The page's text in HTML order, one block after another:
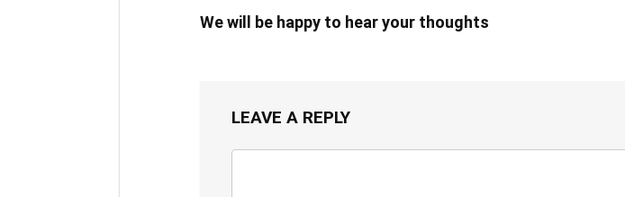
We will be happy to hear your thoughts
LEAVE A REPLY